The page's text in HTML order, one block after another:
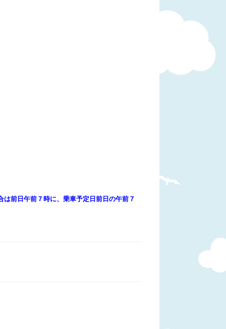
前日午前７時に、乗車予定日前日の午前７